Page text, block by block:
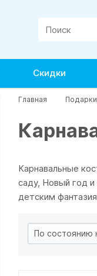
Скидки
Главная
Карнавальные
саду, Новый год
детским